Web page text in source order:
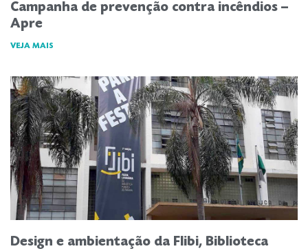
Campanha de prevenção contra incêndios –
Apre
VEJA MAIS
Design e ambientação da Flibi, Biblioteca